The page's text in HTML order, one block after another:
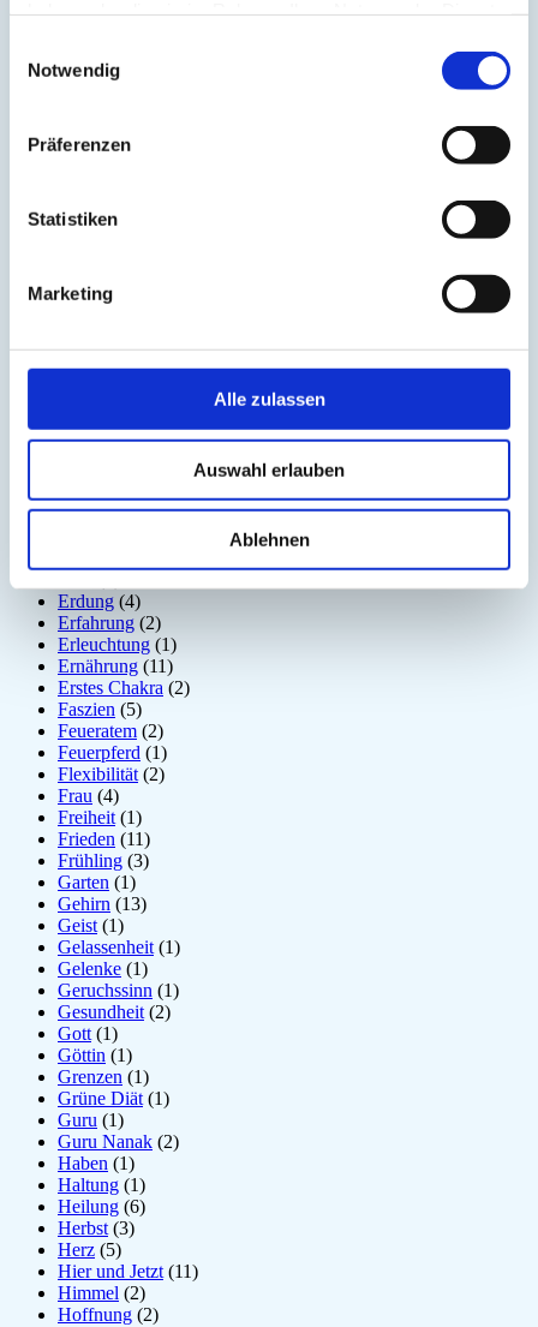
Notwendig
Präferenzen
Statistiken
Marketing
Alle zulassen
Auswahl erlauben
Ablehnen
Body-Positivity(3)
Chakra
Chinesische Astrologie
Darm(2)
Der nach unten schauende Hund
Drittes Auge
Ehrerbietung(2)
Emotion(6)
Entgiftung(5)
Entspannung(2)
Erdung (4)
Erfahrung (2)
Erleuchtung (1)
Ernährung (11)
Erstes Chakra (2)
Faszien (5)
Feueratem (2)
Feuerpferd (1)
Flexibilität (2)
Frau (4)
Freiheit (1)
Frieden (11)
Frühling (3)
Garten (1)
Gehirn (13)
Geist (1)
Gelassenheit (1)
Gelenke (1)
Geruchssinn (1)
Gesundheit (2)
Gott (1)
Göttin (1)
Grenzen (1)
Grüne Diät (1)
Guru (1)
Guru Nanak (2)
Haben (1)
Haltung (1)
Heilung (6)
Herbst (3)
Herz (5)
Hier und Jetzt (11)
Himmel (2)
Hoffnung (2)